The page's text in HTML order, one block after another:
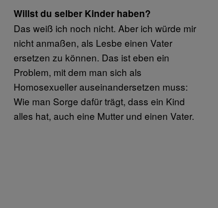
Willst du selber Kinder haben?
Das weiß ich noch nicht. Aber ich würde mir
nicht anmaßen, als Lesbe einen Vater
ersetzen zu können. Das ist eben ein
Problem, mit dem man sich als
Homosexueller auseinandersetzen muss:
Wie man Sorge dafür trägt, dass ein Kind
alles hat, auch eine Mutter und einen Vater.